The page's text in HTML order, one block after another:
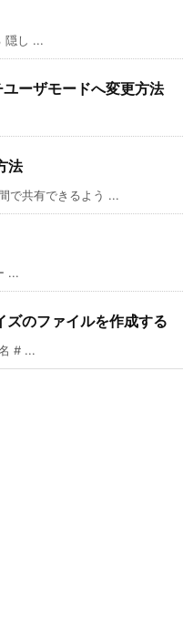
隠し ...
ーザモードへ変更方法
法
で共有できるよう ...
...
のファイルを作成する
# ...